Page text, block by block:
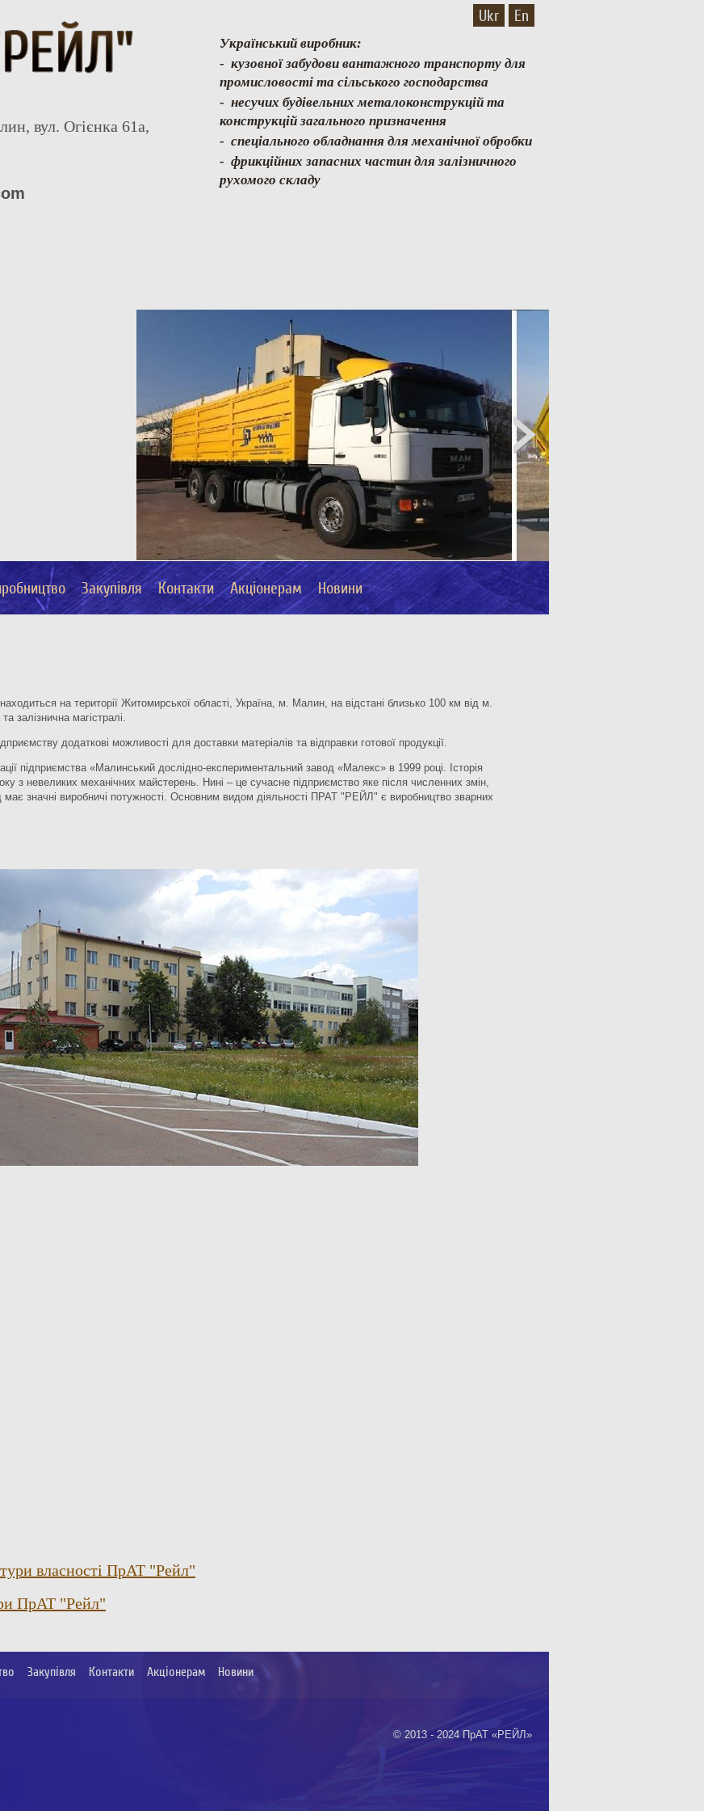
Український виробник:
- кузовної забудови вантажного транспорту для
промисловості та сільського господарства
- несучих будівельних металоконструкцій та
конструкцій загального призначення
- спеціального обладнання для механічної обробки
- фрикційних запасних частин для залізничного
рухомого складу
Ukr En
вул. Огієнка 61а,
Закупівля Контакти Акціонерам Новини
на території Житомирської області, Україна, м. Малин, на відстані близько 100 км від м.
залізнична магістралі.
додаткові можливості для доставки матеріалів та відправки готової продукції.
підприємства «Малинський дослідно-експериментальний завод «Малекс» в 1999 році. Історія
з невеликих механічних майстерень. Нині – це сучасне підприємство яке після численних змін,
має значні виробничі потужності. Основним видом діяльності ПРАТ "РЕЙЛ" є виробництво зварних
власності ПрАТ "Рейл"
ПрАТ "Рейл"
Закупівля Контакти Акціонерам Новини
© 2013 - 2024 ПрАТ «РЕЙЛ»